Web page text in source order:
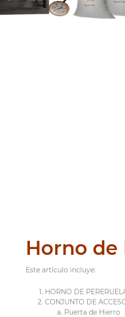
Horno de
Este artículo incluye:
HORNO DE
CONJUNTO DE
Puerta de Hierro